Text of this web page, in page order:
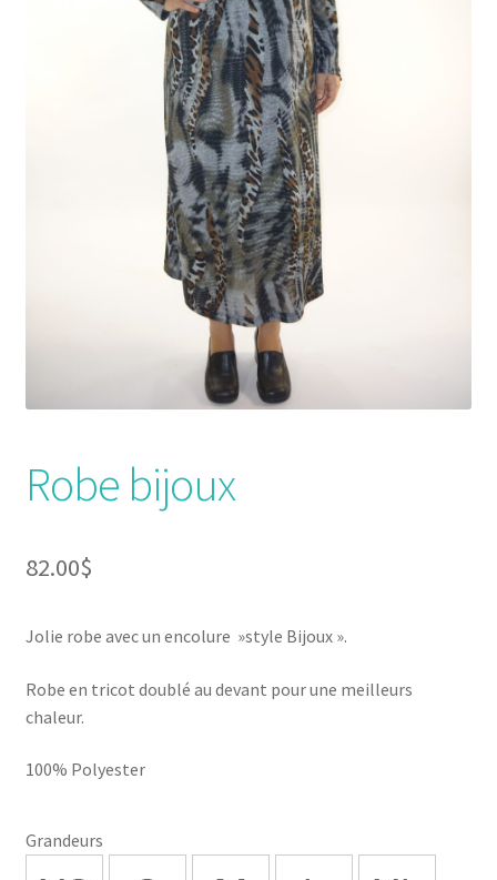
Robe bijoux
82.00$
Jolie robe avec un encolure »style Bijoux ».
Robe en tricot doublé au devant pour une meilleurs
chaleur.
100% Polyester
Grandeurs